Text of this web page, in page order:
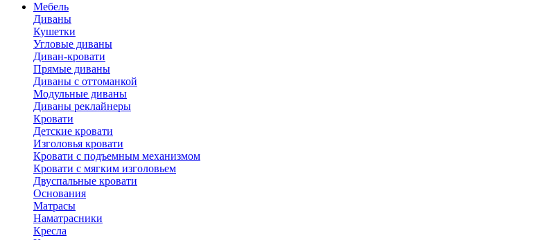
Мебель
Диваны
Кушетки
Угловые диваны
Диван-кровати
Прямые диваны
Диваны с оттоманкой
Модульные диваны
Диваны реклайнеры
Кровати
Детские кровати
Изголовья кровати
Кровати с подъемным механизмом
Кровати с мягким изголовьем
Двуспальные кровати
Основания
Матрасы
Наматрасники
Кресла